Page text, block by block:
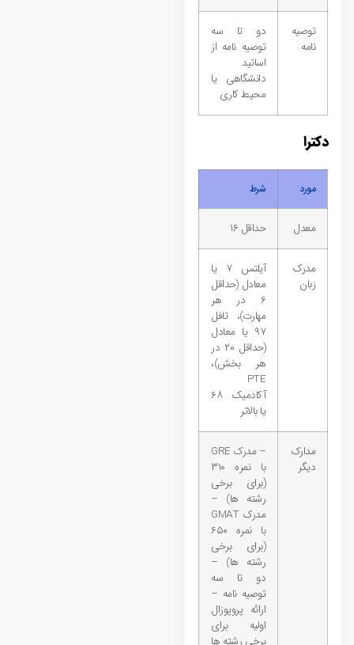
توصیه
نامه
دو تا سه
توصیه نامه از
اساتید
دانشگاهی یا
محیط کاری
دکترا
مورد شرط
معدل حداقل ۱۶
مدرک
زبان
آیلتس ۷ یا
معادل (حداقل
۶ در هر
مهارت)، تافل
۹۷ یا معادل
(حداقل ۲۰ در
هر بخش)،
PTE
آکادمیک ۶۸
یا بالاتر
مدارک
دیگر
– مدرک GRE
با نمره ۳۱۰
(برای برخی
رشته ها) –
مدرک GMAT
با نمره ۶۵۰
(برای برخی
رشته ها) –
دو تا سه
توصیه نامه –
ارائه پروپوزال
اولیه برای
برخی رشته ها